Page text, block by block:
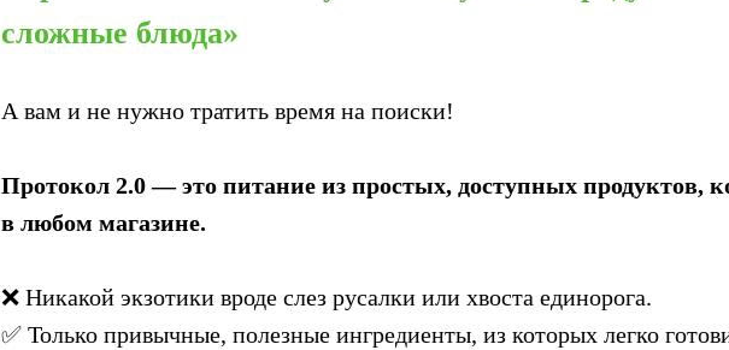
сложные блюда»
А вам и не нужно тратить время на поиски!
Протокол 2.0 — это питание из простых, доступных продуктов,
в любом магазине.
❌ Никакой экзотики вроде слез русалки или хвоста единорога.
✅ Только привычные, полезные ингредиенты, из которых легко